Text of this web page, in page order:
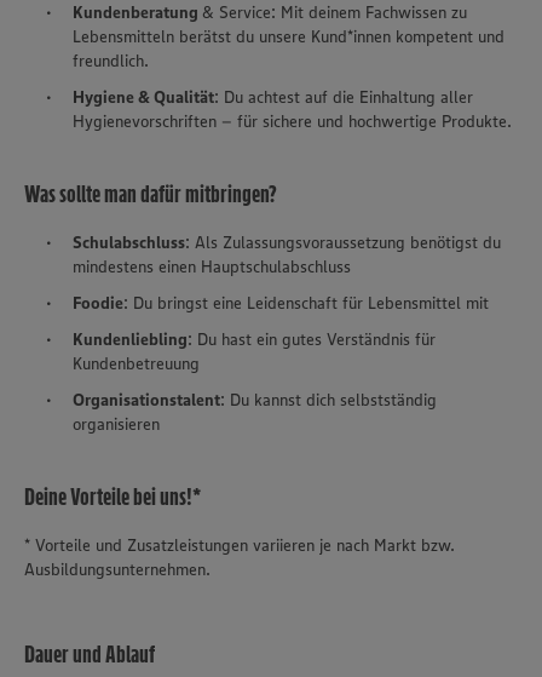
Kundenberatung & Service: Mit deinem Fachwissen zu
Lebensmitteln berätst du unsere Kund*innen kompetent und
freundlich.
Hygiene & Qualität: Du achtest auf die Einhaltung aller
Hygienevorschriften – für sichere und hochwertige Produkte.
Was sollte man dafür mitbringen?
Schulabschluss: Als Zulassungsvoraussetzung benötigst du
mindestens einen Hauptschulabschluss
Foodie: Du bringst eine Leidenschaft für Lebensmittel mit
Kundenliebling: Du hast ein gutes Verständnis für
Kundenbetreuung
Organisationstalent: Du kannst dich selbstständig
organisieren
Deine Vorteile bei uns!*
* Vorteile und Zusatzleistungen variieren je nach Markt bzw.
Ausbildungsunternehmen.
Dauer und Ablauf